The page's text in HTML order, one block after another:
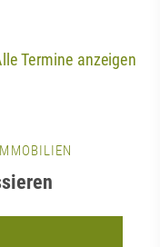
Termine anzeigen